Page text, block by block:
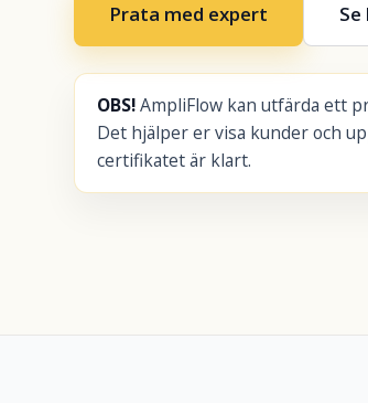
Prata med expert
OBS!AmpliFlow kan utfärda ett
Det hjälper er visa kunder och
certifikatet är klart.